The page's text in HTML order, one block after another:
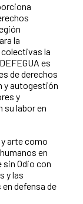
la
la
es
de derechos
y autogestión
y
su labor en
arte como
en
sin Odio con
y las
defensa de